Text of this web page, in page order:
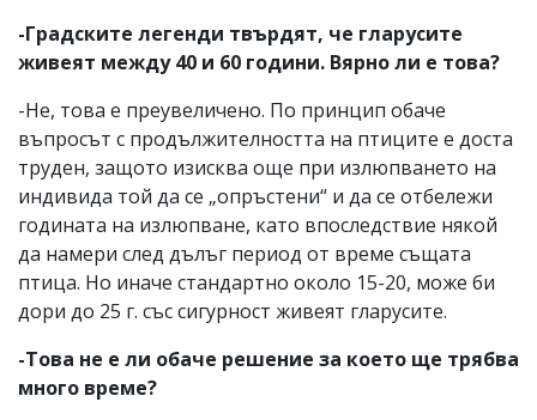
-Градските легенди твърдят, че гларусите
живеят между 40 и 60 години. Вярно ли е това?
-Не, това е преувеличено. По принцип обаче
въпросът с продължителността на птиците е доста
труден, защото изисква още при излюпването на
индивида той да се „опръстени“ и да се отбележи
годината на излюпване, като впоследствие някой
да намери след дълъг период от време същата
птица. Но иначе стандартно около 15-20, може би
дори до 25 г. със сигурност живеят гларусите.
-Това не е ли обаче решение за което ще трябва
много време?